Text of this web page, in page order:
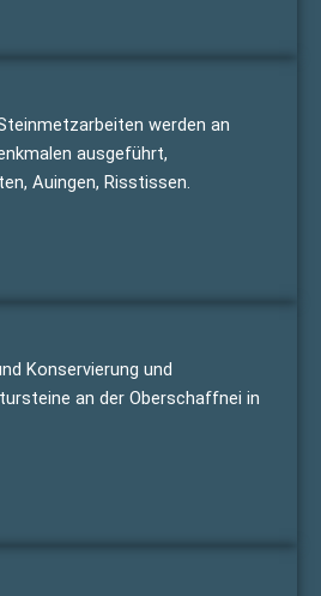
werden an
ausgeführt,
Auingen, Risstissen.
Konservierung und
an der Oberschaffnei in